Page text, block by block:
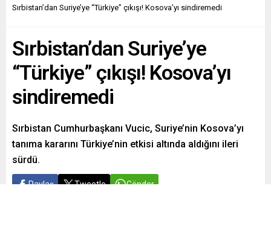
Sırbistan’dan Suriye’ye “Türkiye” çıkışı! Kosova’yı sindiremedi
Sırbistan’dan Suriye’ye
“Türkiye” çıkışı! Kosova’yı
sindiremedi
Sırbistan Cumhurbaşkanı Vucic, Suriye’nin Kosova’yı
tanıma kararını Türkiye’nin etkisi altında aldığını ileri
sürdü.
Paylaş Tweetle Gönder